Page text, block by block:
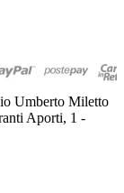
Umberto Miletto
Aporti, 1 -